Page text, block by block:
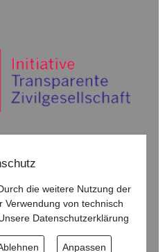
oben ⇪die weitere Nutzung der
Verwendung von technisch
Datenschutzerklärung
Anpassen